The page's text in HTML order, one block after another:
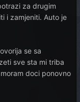
za drugim
i zamjeniti. Auto je
se sa
sve sta mi triba
doci ponovno